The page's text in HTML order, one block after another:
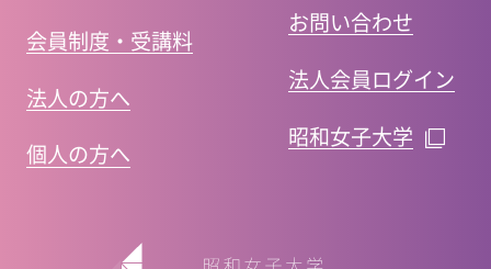
会員制度・受講料
法人の方へ
個人の方へ
お問い合わせ
法人会員ログイン
昭和女子大学